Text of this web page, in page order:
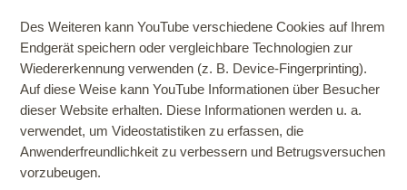
Des Weiteren kann YouTube verschiedene Cookies auf Ihrem
Endgerät speichern oder vergleichbare Technologien zur
Wiedererkennung verwenden (z. B. Device-Fingerprinting).
Auf diese Weise kann YouTube Informationen über Besucher
dieser Website erhalten. Diese Informationen werden u. a.
verwendet, um Videostatistiken zu erfassen, die
Anwenderfreundlichkeit zu verbessern und Betrugsversuchen
vorzubeugen.